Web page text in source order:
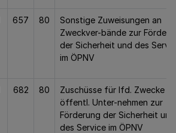
657 80
Sonstige Zuweisungen an
Zweckver-bände zur
der Sicherheit und des
im ÖPNV
682 80
Zuschüsse für lfd. Zwecke an
öffentl. Unter-nehmen zur
Förderung der Sicherheit und
des Service im ÖPNV